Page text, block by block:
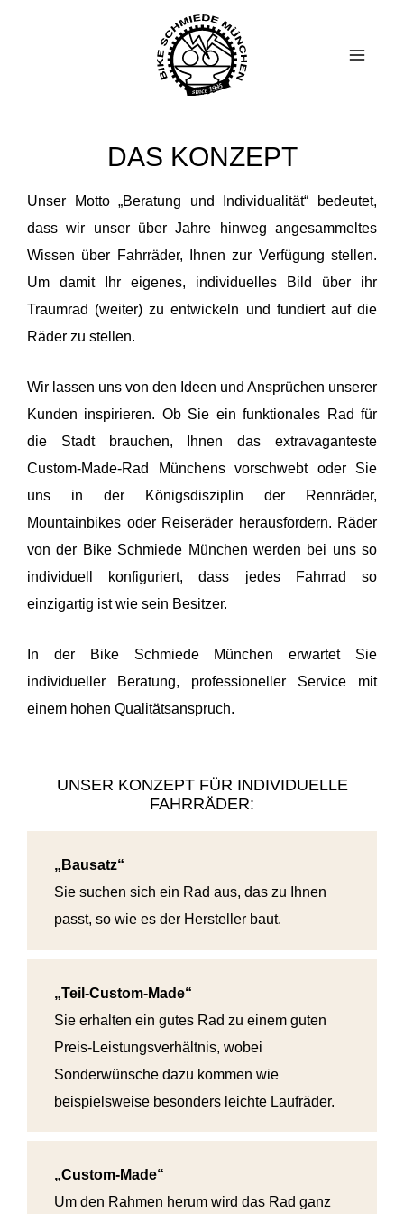
Menu
DAS KONZEPT
Unser Motto „Beratung und Individualität“ bedeutet,
dass wir unser über Jahre hinweg angesammeltes
Wissen über Fahrräder, Ihnen zur Verfügung stellen.
Um damit Ihr eigenes, individuelles Bild über ihr
Traumrad (weiter) zu entwickeln und fundiert auf die
Räder zu stellen.
Wir lassen uns von den Ideen und Ansprüchen unserer
Kunden inspirieren. Ob Sie ein funktionales Rad für
die Stadt brauchen, Ihnen das extravaganteste
Custom-Made-Rad Münchens vorschwebt oder Sie
uns in der Königsdisziplin der Rennräder,
Mountainbikes oder Reiseräder herausfordern. Räder
von der Bike Schmiede München werden bei uns so
individuell konfiguriert, dass jedes Fahrrad so
einzigartig ist wie sein Besitzer.
In der Bike Schmiede München erwartet Sie
individueller Beratung, professioneller Service mit
einem hohen Qualitätsanspruch.
UNSER KONZEPT FÜR INDIVIDUELLE
FAHRRÄDER:
„Bausatz“
Sie suchen sich ein Rad aus, das zu Ihnen
passt, so wie es der Hersteller baut.
„Teil-Custom-Made“
Sie erhalten ein gutes Rad zu einem guten
Preis-Leistungsverhältnis, wobei
Sonderwünsche dazu kommen wie
beispielsweise besonders leichte Laufräder.
„Custom-Made“
Um den Rahmen herum wird das Rad ganz